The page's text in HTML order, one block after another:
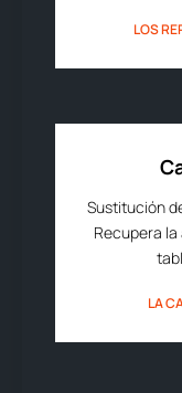
LOS
Sustitución
Recupera
LA